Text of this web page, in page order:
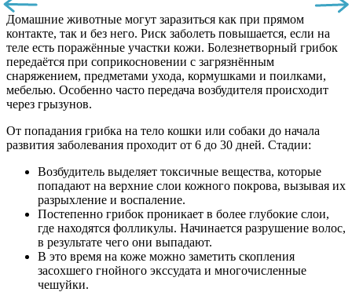
Домашние животные могут заразиться как при прямом
контакте, так и без него. Риск заболеть повышается, если на
теле есть поражённые участки кожи. Болезнетворный грибок
передаётся при соприкосновении с загрязнённым
снаряжением, предметами ухода, кормушками и поилками,
мебелью. Особенно часто передача возбудителя происходит
через грызунов.
От попадания грибка на тело кошки или собаки до начала
развития заболевания проходит от 6 до 30 дней. Стадии:
Возбудитель выделяет токсичные вещества, которые
попадают на верхние слои кожного покрова, вызывая их
разрыхление и воспаление.
Постепенно грибок проникает в более глубокие слои,
где находятся фолликулы. Начинается разрушение волос,
в результате чего они выпадают.
В это время на коже можно заметить скопления
засохшего гнойного экссудата и многочисленные
чешуйки.